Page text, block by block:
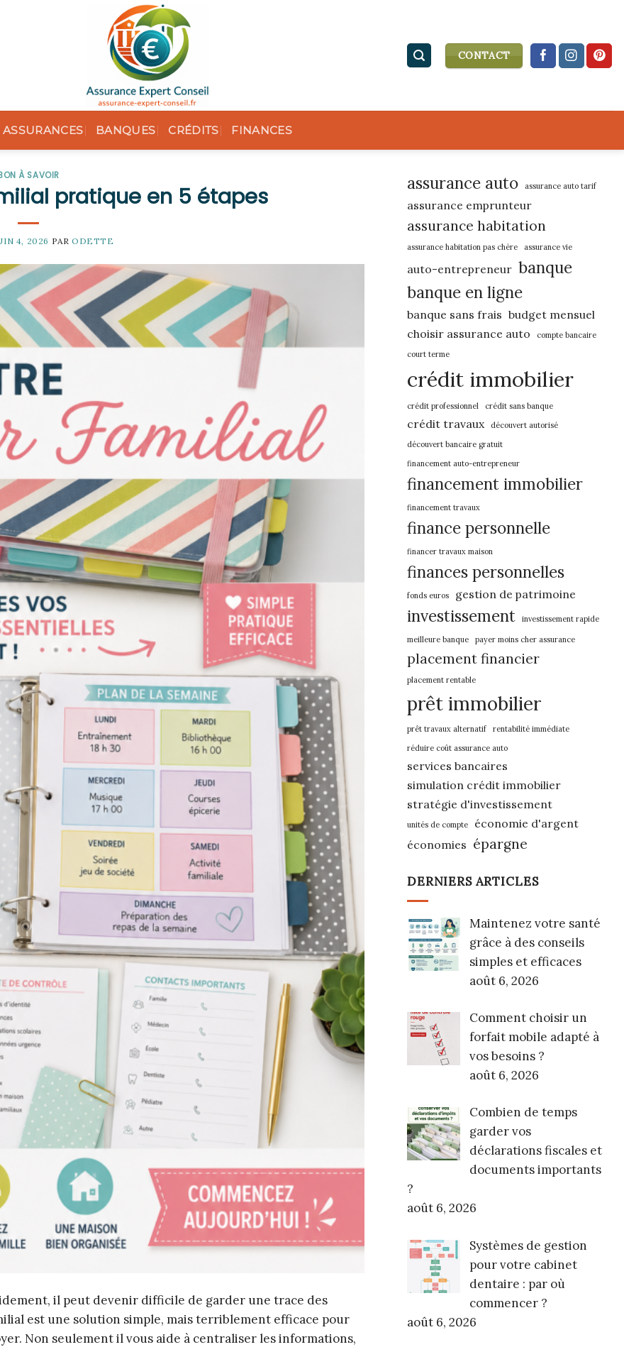
CONTACT
ASSURANCES BANQUES CRÉDITS FINANCES
À SAVOIR
pratique en 5 étapes
4, 2026 PAR ODETTE
il peut devenir difficile de garder une trace des
est une solution simple, mais terriblement efficace pour
Non seulement il vous aide à centraliser les informations,
assurance auto assurance auto tarif
assurance emprunteur
assurance habitation
assurance habitation pas chère assurance vie
auto-entrepreneur banque
banque en ligne
banque sans frais budget mensuel
choisir assurance auto
compte bancaire
court terme
crédit immobilier
crédit professionnel crédit sans banque
crédit travaux
découvert autorisé
découvert bancaire gratuit
financement auto-entrepreneur
financement immobilier
financement travaux
finance personnelle
financer travaux maison
finances personnelles
fonds euros gestion de patrimoine
investissement investissement rapide
meilleure banque payer moins cher assurance
placement financier
placement rentable
prêt immobilier
prêt travaux alternatif
rentabilité immédiate
réduire coût assurance auto
services bancaires
simulation crédit immobilier
stratégie d'investissement
unités de compte
économie d'argent
économies épargne
DERNIERS ARTICLES
Maintenez votre santé
grâce à des conseils
simples et efficaces
août 6, 2026
Comment choisir un
forfait mobile adapté à
vos besoins ?
août 6, 2026
Combien de temps
garder vos
déclarations fiscales et
documents importants
?
août 6, 2026
Systèmes de gestion
pour votre cabinet
dentaire : par où
commencer ?
août 6, 2026